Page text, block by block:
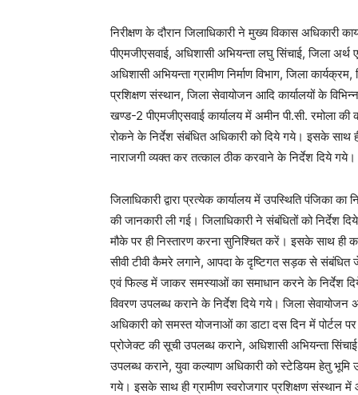
निरीक्षण के दौरान जिलाधिकारी ने मुख्य विकास अधिकारी
पीएमजीएसवाई, अधिशासी अभियन्ता लघु सिंचाई, जिला अर्थ
अधिशासी अभियन्ता ग्रामीण निर्माण विभाग, जिला
प्रशिक्षण संस्थान, जिला सेवायोजन आदि कार्यालयों के
खण्ड-2 पीएमजीएसवाई कार्यालय में अमीन पी.सी. रमोला
रोकने के निर्देश संबंधित अधिकारी को दिये गये। इसके साथ
नाराजगी व्यक्त कर तत्काल ठीक करवाने के निर्देश दिये गये।
जिलाधिकारी द्वारा प्रत्येक कार्यालय में उपस्थिति पंजिका
की जानकारी ली गई। जिलाधिकारी ने संबंधितों को निर्देश
मौके पर ही निस्तारण करना सुनिश्चित करें। इसके साथ ही
सीवी टीवी कैमरे लगाने, आपदा के दृष्टिगत सड़क से
एवं फिल्ड में जाकर समस्याओं का समाधान करने के निर्देश
विवरण उपलब्ध कराने के निर्देश दिये गये। जिला सेवायोजन
अधिकारी को समस्त योजनाओं का डाटा दस दिन में पोर्टल
प्रोजेक्ट की सूची उपलब्ध कराने, अधिशासी अभियन्ता
उपलब्ध कराने, युवा कल्याण अधिकारी को स्टेडियम हेतु
गये। इसके साथ ही ग्रामीण स्वरोजगार प्रशिक्षण संस्थान में